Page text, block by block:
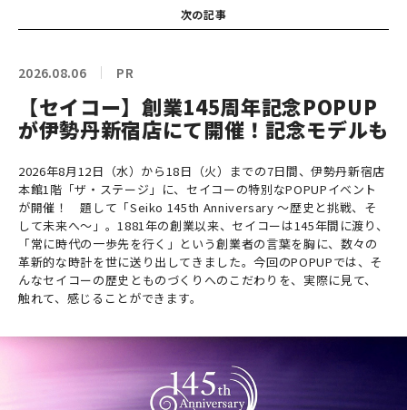
次の記事
2026.08.06 PR
【セイコー】創業145周年記念POPUP
が伊勢丹新宿店にて開催！記念モデルも
2026年8月12日（水）から18日（火）までの7日間、伊勢丹新宿店
本館1階「ザ・ステージ」に、セイコーの特別なPOPUPイベント
が開催！ 題して「Seiko 145th Anniversary ～歴史と挑戦、そ
して未来へ～」。1881年の創業以来、セイコーは145年間に渡り、
「常に時代の一歩先を行く」という創業者の言葉を胸に、数々の
革新的な時計を世に送り出してきました。今回のPOPUPでは、そ
んなセイコーの歴史とものづくりへのこだわりを、実際に見て、
触れて、感じることができます。